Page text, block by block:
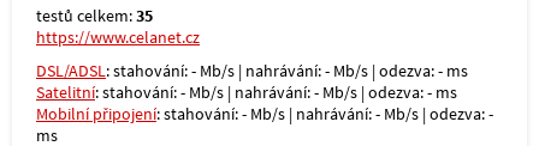
testů celkem:35
https://www.celanet.cz
DSL/ADSL: stahování: - Mb/s | nahrávání: - Mb/s | odezva: - ms
Satelitní: stahování: - Mb/s | nahrávání: - Mb/s | odezva: - ms
Mobilní připojení: stahování: - Mb/s | nahrávání: - Mb/s | odezva: -
ms